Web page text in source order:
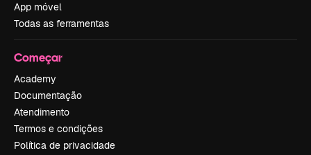
App móvel
Todas as ferramentas
Começar
Academy
Documentação
Atendimento
Termos e condições
Política de privacidade